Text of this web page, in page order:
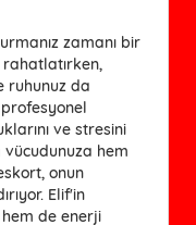
zamanı bir
ruhunuz da
profesyonel
ve stresini
vücudunuza hem
onun
Elif'in
de enerji